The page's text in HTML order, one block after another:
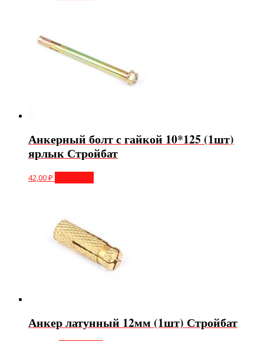
Анкерный болт с гайкой 10*125 (1шт)
ярлык Стройбат
42,00₽
Анкер латунный 12мм (1шт) Стройбат